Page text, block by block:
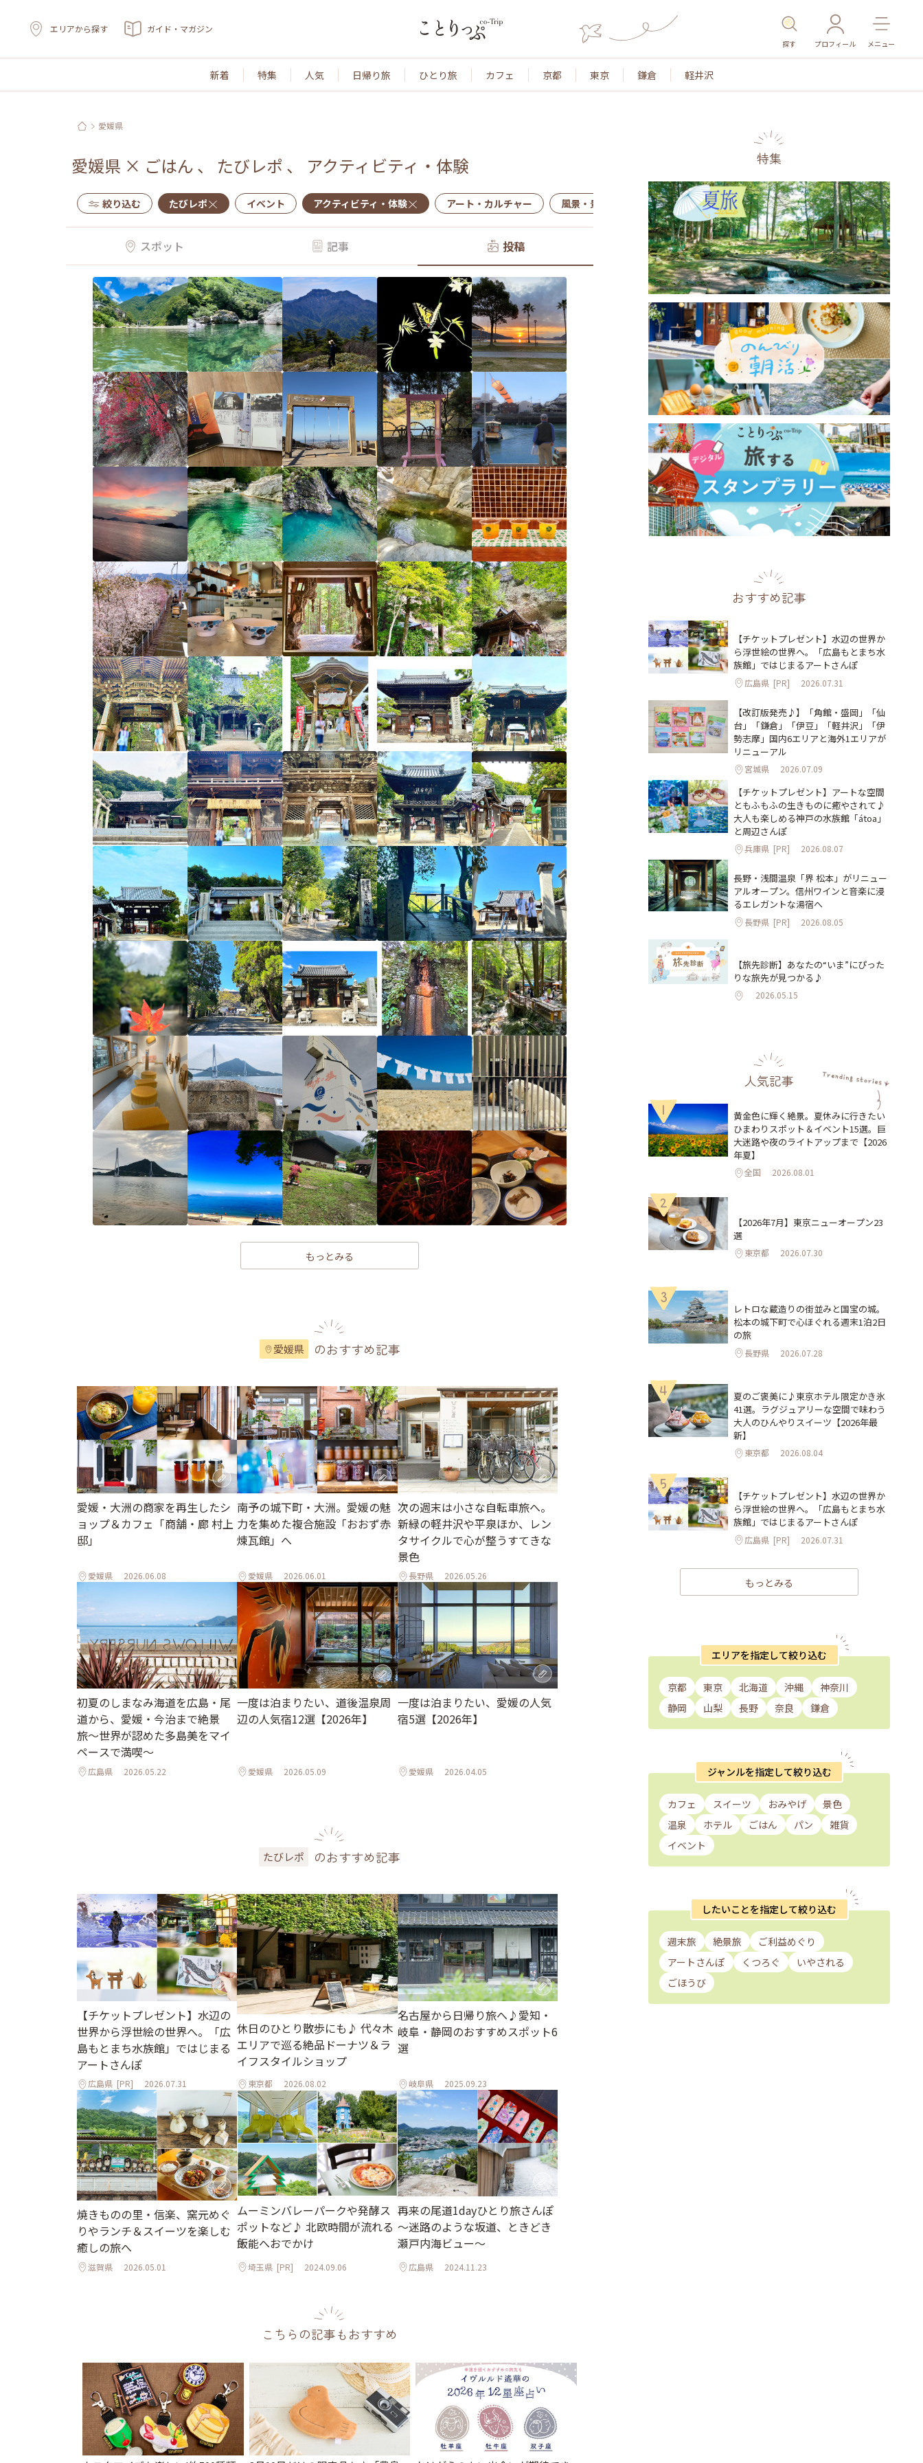
エリアから探す ガイド・マガジン
探す プロフィール メニュー
新着 特集 人気 日帰り旅 ひとり旅 カフェ 京都 東京 鎌倉 軽井沢
愛媛県
愛媛県 × ごはん 、 たびレポ 、 アクティビティ・体験
絞り込む たびレポ イベント アクティビティ・体験 アート・カルチャー 風景・景色 名所・旧跡 温泉・スパ その他施設 ごはん
スポット 記事 投稿
もっとみる
愛媛県 のおすすめ記事
愛媛・大洲の商家を再生したシ
ョップ＆カフェ「商舗・廊 村上
邸」
愛媛県 2026.06.08
南予の城下町・大洲。愛媛の魅
力を集めた複合施設「おおず赤
煉瓦館」へ
愛媛県 2026.06.01
次の週末は小さな自転車旅へ。
新緑の軽井沢や平泉ほか、レン
タサイクルで心が整うすてきな
景色
長野県 2026.05.26
初夏のしまなみ海道を広島・尾
道から、愛媛・今治まで絶景
旅〜世界が認めた多島美をマイ
ペースで満喫〜
広島県 2026.05.22
一度は泊まりたい、道後温泉周
辺の人気宿12選【2026年】
愛媛県 2026.05.09
一度は泊まりたい、愛媛の人気
宿5選【2026年】
愛媛県 2026.04.05
たびレポ のおすすめ記事
【チケットプレゼント】水辺の
世界から浮世絵の世界へ。「広
島もとまち水族館」ではじまる
アートさんぽ
広島県 [PR] 2026.07.31
休日のひとり散歩にも♪ 代々木
エリアで巡る絶品ドーナツ＆ラ
イフスタイルショップ
東京都 2026.08.02
名古屋から日帰り旅へ♪愛知・
岐阜・静岡のおすすめスポット6
選
岐阜県 2025.09.23
焼きものの里・信楽、窯元めぐ
りやランチ＆スイーツを楽しむ
癒しの旅へ
滋賀県 2026.05.01
ムーミンバレーパークや発酵ス
ポットなど♪ 北欧時間が流れる
飯能へおでかけ
埼玉県 [PR] 2024.09.06
再来の尾道1dayひとり旅さんぽ
～迷路のような坂道、ときどき
瀬戸内海ビュー～
広島県 2024.11.23
こちらの記事もおすすめ
特集
おすすめ記事
【チケットプレゼント】水辺の世界か
ら浮世絵の世界へ。「広島もとまち水
族館」ではじまるアートさんぽ
広島県 [PR] 2026.07.31
【改訂版発売♪】「角館・盛岡」「仙
台」「鎌倉」「伊豆」「軽井沢」「伊
勢志摩」国内6エリアと海外1エリアが
リニューアル
宮城県 2026.07.09
【チケットプレゼント】アートな空間
ともふもふの生きものに癒やされて♪
大人も楽しめる神戸の水族館「átoa」
と周辺さんぽ
兵庫県 [PR] 2026.08.07
長野・浅間温泉「界 松本」がリニュー
アルオープン。信州ワインと音楽に浸
るエレガントな湯宿へ
長野県 [PR] 2026.08.05
【旅先診断】あなたの“いま”にぴった
りな旅先が見つかる♪
2026.05.15
人気記事
1
黄金色に輝く絶景。夏休みに行きたい
ひまわりスポット＆イベント15選。巨
大迷路や夜のライトアップまで【2026
年夏】
全国 2026.08.01
2
【2026年7月】東京ニューオープン23
選
東京都 2026.07.30
3
レトロな蔵造りの街並みと国宝の城。
松本の城下町で心ほぐれる週末1泊2日
の旅
長野県 2026.07.28
4
夏のご褒美に♪東京ホテル限定かき氷
41選。ラグジュアリーな空間で味わう
大人のひんやりスイーツ【2026年最
新】
東京都 2026.08.04
5
【チケットプレゼント】水辺の世界か
ら浮世絵の世界へ。「広島もとまち水
族館」ではじまるアートさんぽ
広島県 [PR] 2026.07.31
もっとみる
エリアを指定して絞り込む
京都 東京 北海道 沖縄
神奈川
静岡
山梨 長野 奈良 鎌倉
ジャンルを指定して絞り込む
カフェ スイーツ おみやげ
景色
温泉
ホテル ごはん パン
雑貨
イベント
したいことを指定して絞り込む
週末旅 絶景旅
ご利益めぐり
アートさんぽ
くつろぐ
いやされる
ごほうび